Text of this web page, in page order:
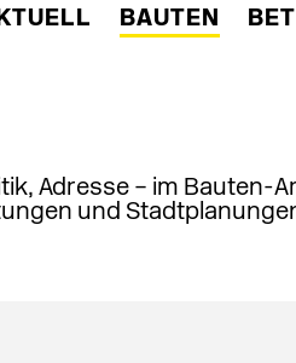
BAUTEN
Adresse – im Bauten-
und